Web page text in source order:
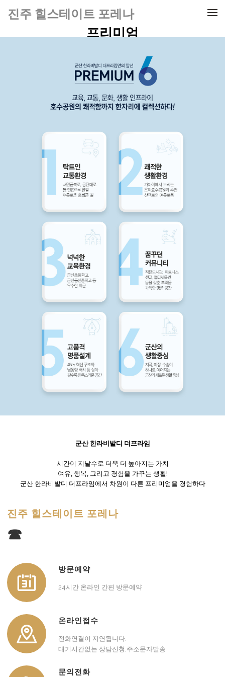
메뉴 건너뛰기
진주 힐스테이트 포레나
프리미엄
군산 한라비발디 더프라임
시간이 지날수로 더욱 더 높아지는 가치
여유, 행복, 그리고 경험을 가꾸는 생활!
군산 한라비발디 더프라임에서 차원이 다른 프리미엄을 경험하다
진주 힐스테이트 포레나
☎
방문예약
24시간 온라인 간편 방문예약
온라인접수
전화연결이 지연됩니다.
대기시간없는 상담신청,주소문자발송
문의전화